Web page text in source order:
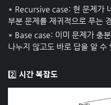
* Recursive case: 현 문제가
부분 문제를 재귀적으로 푸는
* Base case: 이미 문제가 충
나누지 않고도 바로 답을 알 수
2️⃣ 시간 복잡도